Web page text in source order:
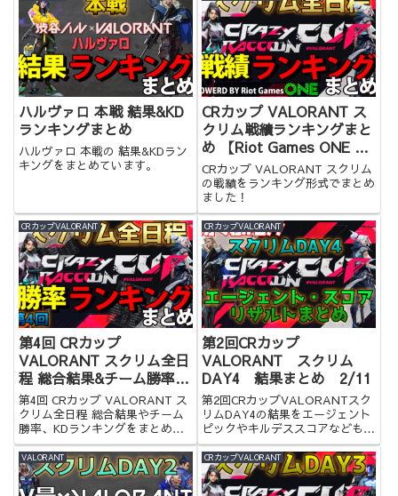
ハルヴァロ 本戦 結果&KD
ランキングまとめ
ハルヴァロ 本戦の 結果&KDラン
キングをまとめています。
CRカップ VALORANT ス
クリム戦績ランキングまと
め 【Riot Games ONE x
Crazy Raccoon Cup
Special】
CRカップ VALORANT スクリム
の戦績をランキング形式でまとめ
ました！
CRカップVALORANT
第4回 CRカップ
VALORANT スクリム全日
程 総合結果&チーム勝率
&KDランキングまとめ
第4回 CRカップ VALORANT ス
クリム全日程 総合結果やチーム
勝率、KDランキングをまとめま
した！
CRカップVALORANT
第2回CRカップ
VALORANT スクリム
DAY4 結果まとめ 2/11
第2回CRカップVALORANTスク
リムDAY4の結果をエージェント
ピックやキルデススコアなども含
めてまとめてみました！
VALORANT CRカップVALORANT